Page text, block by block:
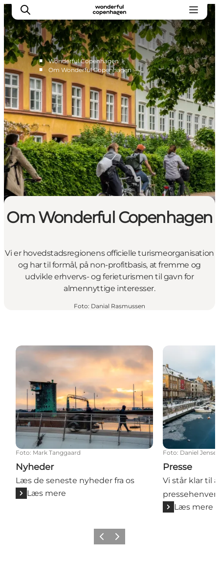
Vi arbejder for
Samarbejd med os
Turismeviden
Om Wonderful Copenhagen
■
Wonderful Copenhagen
■
Om Wonderful Copenhagen
Om Wonderful Copenhagen
Vi er hovedstadsregionens officielle turismeorganisation
og har til formål, på non-profitbasis, at fremme og
udvikle erhvervs- og ferieturismen til gavn for
almennyttige interesser.
Foto: Danial Rasmussen
Nyheder
Foto: Mark Tanggaard
Nyheder
Læs de seneste nyheder fra os
Læs mere
Presse
Foto: Daniel
Presse
Vi står klar til
Læs mere
ForrigeNæste